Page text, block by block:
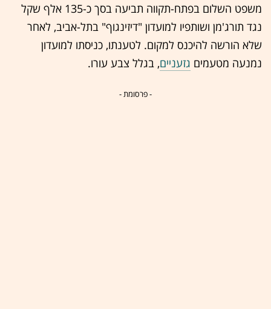
משפט השלום בפתח-תקווה תביעה בסך כ-135 אלף שקל
נגד תורג'מן ושותפיו למועדון "דיזינגוף" בתל-אביב, לאחר
שלא הורשה להיכנס למקום. לטענתו, כניסתו למועדון
נמנעה מטעמים גזעניים, בגלל צבע עורו.
- פרסומת -